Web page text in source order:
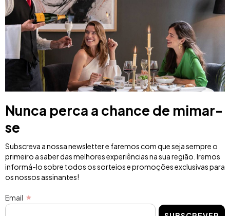
Nunca perca a chance de mimar-
se
Subscreva a nossa newsletter e faremos com que seja sempre o
primeiro a saber das melhores experiências na sua região. Iremos
informá-lo sobre todos os sorteios e promoções exclusivas para
os nossos assinantes!
Email